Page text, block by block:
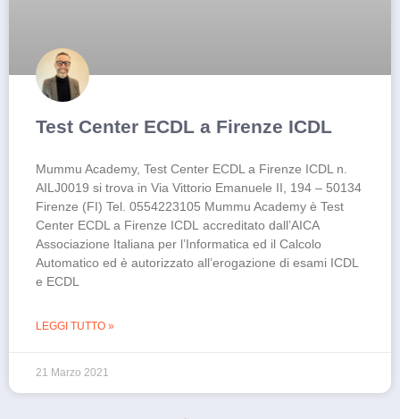
Test Center ECDL a Firenze ICDL
Mummu Academy, Test Center ECDL a Firenze ICDL n.
AILJ0019 si trova in Via Vittorio Emanuele II, 194 – 50134
Firenze (FI) Tel. 0554223105 Mummu Academy è Test
Center ECDL a Firenze ICDL accreditato dall’AICA
Associazione Italiana per l’Informatica ed il Calcolo
Automatico ed è autorizzato all’erogazione di esami ICDL
e ECDL
LEGGI TUTTO »
21 Marzo 2021